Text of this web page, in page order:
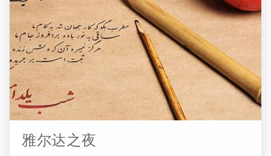
雅尔达之夜